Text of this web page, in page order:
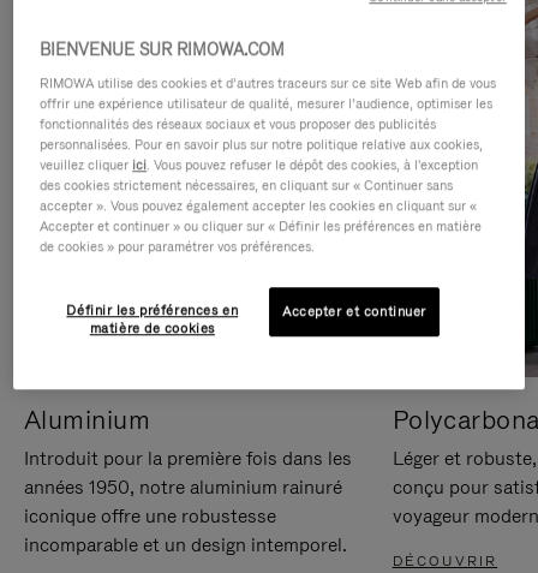
Aluminium
Introduit pour la première fois dans les
années 1950, notre aluminium rainuré
iconique offre une robustesse
incomparable et un design intemporel.
Léger et
conçu pour
voyageur
DÉCOUVRIR
BIENVENUE SUR RIMOWA.COM
RIMOWA utilise des cookies et d’autres traceurs sur ce site Web afin de vous
offrir une expérience utilisateur de qualité, mesurer l’audience, optimiser les
fonctionnalités des réseaux sociaux et vous proposer des publicités
personnalisées. Pour en savoir plus sur notre politique relative aux cookies,
veuillez cliquer ici. Vous pouvez refuser le dépôt des cookies, à l'exception
des cookies strictement nécessaires, en cliquant sur « Continuer sans
accepter ». Vous pouvez également accepter les cookies en cliquant sur «
Accepter et continuer » ou cliquer sur « Définir les préférences en matière
de cookies » pour paramétrer vos préférences.
Définir les préférences en
matière de cookies
Accepter et continuer